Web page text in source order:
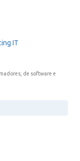
IT
de software e